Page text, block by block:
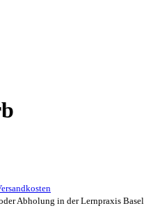
Abholung in der Lernpraxis Basel